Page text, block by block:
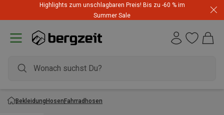
Highlights zum unschlagbaren Preis! Bis zu -60 % im
Summer Sale
BekleidungHosenFahrradhosen